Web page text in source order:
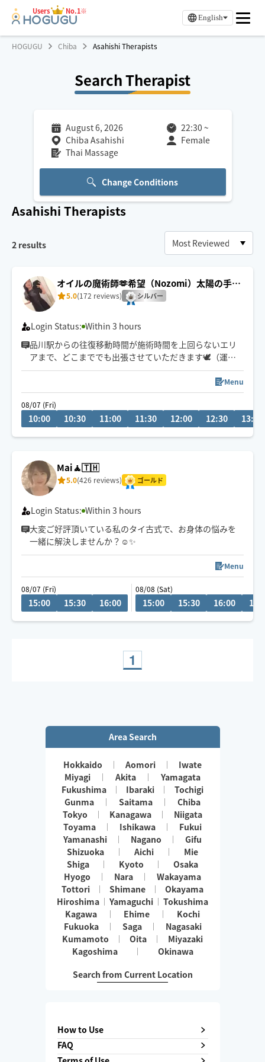
Users No.1※
English
HOGUGU Chiba Asahishi Therapists
Search Therapist
August 6, 2026 22:30 ~
Chiba Asahishi
Female
Thai Massage
Change Conditions
Asahishi Therapists
2 results
オイルの魔術師🫶希望（Nozomi）太陽の手の
ディープリンパ
5.0(172 reviews) シルバー
Login Status: Within 3 hours
品川駅からの往復移動時間が施術時間を上回らないエリ
アまで、どこまででも出張させていただきます🕊️（運転
免許は自主返納済）
9:30〜港区・品川区・大田区のみ早着可
10:30〜その他エリアはメッセージにて要相談
Menu
08/07 (Fri)
10:00 10:30 11:00 11:30 12:00 12:30 13:00
Mai🧘🇹🇭
5.0(426 reviews) ゴールド
Login Status: Within 3 hours
大変ご好評頂いている私のタイ古式で、お身体の悩みを
一緒に解決しませんか？☺️✨️
Menu
08/07 (Fri)
15:00 15:30 16:00
08/08 (Sat)
15:00 15:30 16:00
1
Area Search
Hokkaido Aomori
Iwate
Miyagi
Akita
Yamagata
Fukushima
Ibaraki
Tochigi
Gunma
Saitama
Chiba
Tokyo
Kanagawa
Niigata
Toyama
Ishikawa
Fukui
Yamanashi
Nagano
Gifu
Shizuoka
Aichi
Mie
Shiga
Kyoto
Osaka
Hyogo
Nara
Wakayama
Tottori
Shimane
Okayama
Hiroshima
Yamaguchi
Tokushima
Kagawa
Ehime
Kochi
Fukuoka
Saga
Nagasaki
Kumamoto
Oita
Miyazaki
Kagoshima
Okinawa
Search from Current Location
How to Use
FAQ